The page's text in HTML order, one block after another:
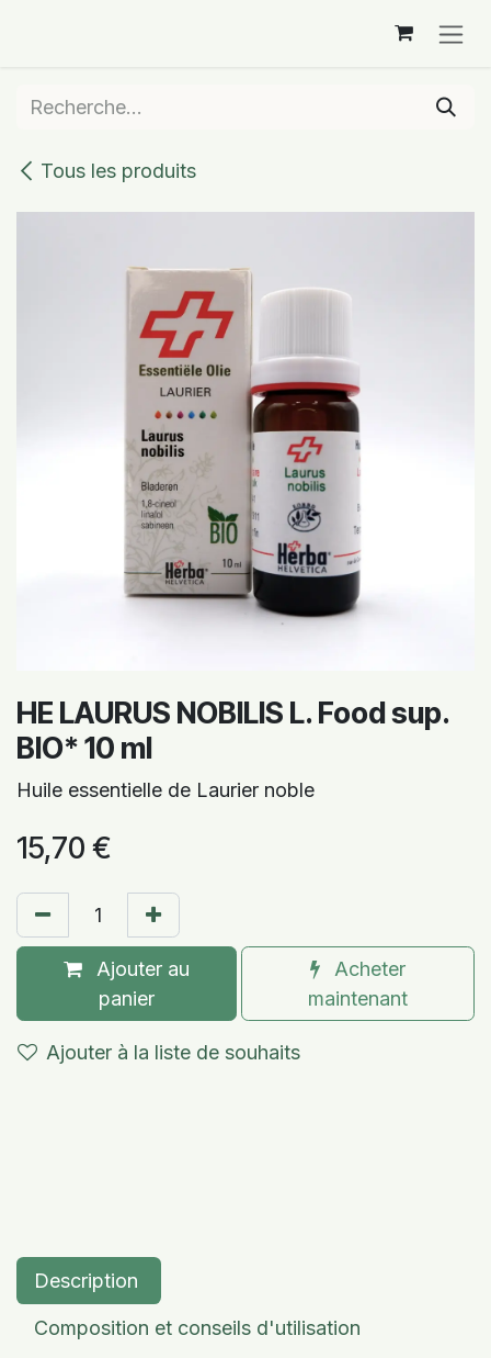
Tous les produits
HE LAURUS NOBILIS L. Food sup.
BIO* 10 ml
Huile essentielle de Laurier noble
15,70 €
Ajouter au
panier
Acheter
maintenant
Ajouter à la liste de souhaits
Description
Composition et conseils d'utilisation